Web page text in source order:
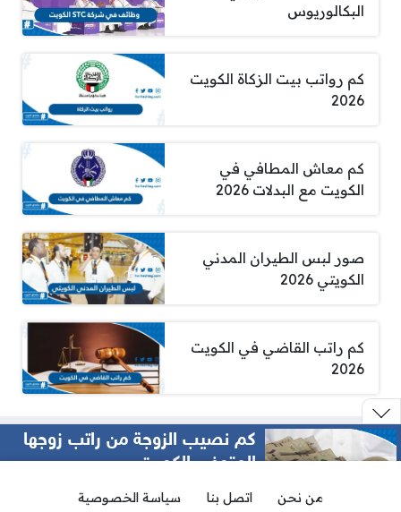
البكالوريوس
كم رواتب بيت الزكاة الكويت
2026
كم معاش المطافي في
الكويت مع البدلات 2026
صور لبس الطيران المدني
الكويتي 2026
كم راتب القاضي في الكويت
2026
من نحن اتصل بنا سياسة الخصوصية
كم نصيب الزوجة من راتب زوجها
المتوفى الكويت